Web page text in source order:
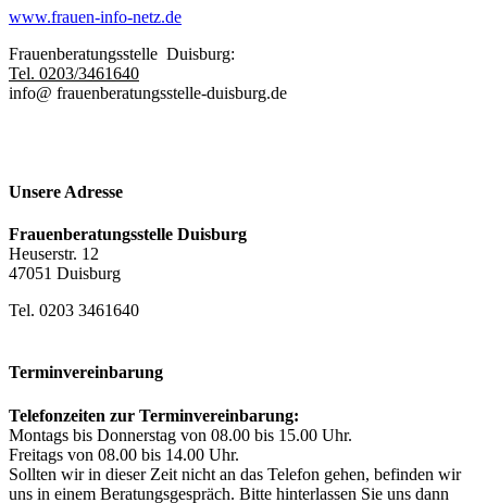
www.frauen-info-netz.de
Frauenberatungsstelle Duisburg:
Tel. 0203/3461640
info@ frauenberatungsstelle-duisburg.de
Unsere Adresse
Frauenberatungsstelle Duisburg
Heuserstr. 12
47051 Duisburg
Tel. 0203 3461640
Terminvereinbarung
Telefonzeiten zur Terminvereinbarung:
Montags bis Donnerstag von 08.00 bis 15.00 Uhr.
Freitags von 08.00 bis 14.00 Uhr.
Sollten wir in dieser Zeit nicht an das Telefon gehen, befinden wir
uns in einem Beratungsgespräch. Bitte hinterlassen Sie uns dann